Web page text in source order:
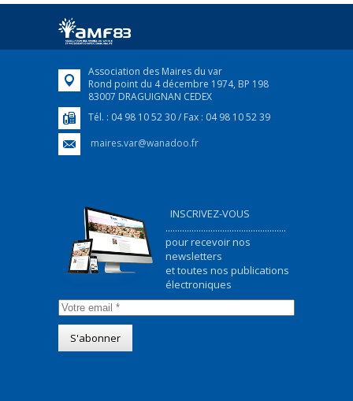
Association des Maires du var
Rond point du 4 décembre 1974, BP 198
83007 DRAGUIGNAN CEDEX
Tél. : 04 98 10 52 30 / Fax : 04 98 10 52 39
maires.var@wanadoo.fr
INSCRIVEZ-VOUS
...................................................
pour recevoir nos
newsletters
et toutes nos publications
électroniques